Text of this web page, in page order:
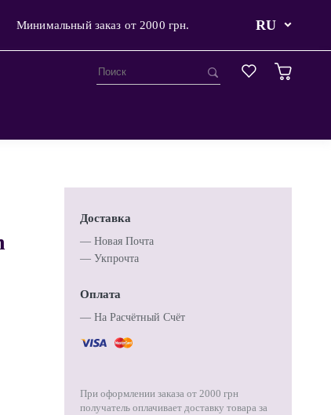
Минимальный заказ от 2000 грн. RU
Доставка
— Новая Почта
— Укпрочта
Оплата
— Hа Расчётный Счёт
При оформлении заказа от 2000 грн
получатель оплачивает доставку товара за